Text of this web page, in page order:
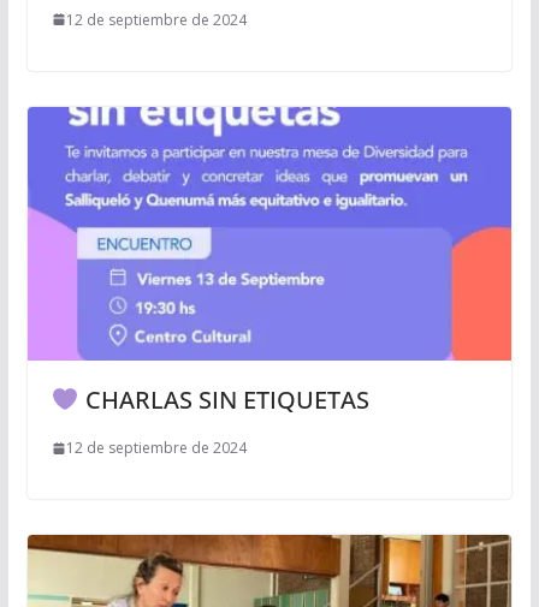
12 de septiembre de 2024
CHARLAS SIN ETIQUETAS
12 de septiembre de 2024